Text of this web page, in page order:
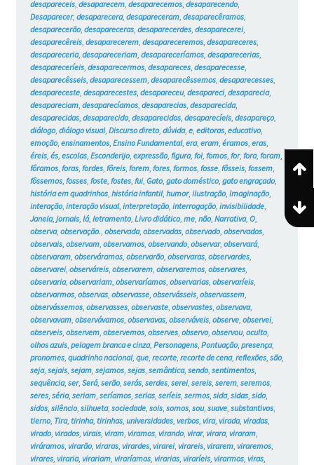
desapareceis, desaparecem, desaparecemos, desaparecendo,
Desaparecer, desaparecera, desapareceram, desaparecêramos,
desaparecerão, desapareceras, desaparecerdes, desaparecerei,
desaparecêreis, desaparecerem, desapareceremos, desapareceres,
desapareceria, desapareceriam, desapareceríamos, desaparecerias,
desapareceríeis, desaparecermos, desapareces, desaparecesse,
desaparecêsseis, desaparecessem, desaparecêssemos, desaparecesses,
desapareceste, desaparecestes, desapareceu, desapareci, desaparecia,
desapareciam, desaparecíamos, desaparecias, desaparecida,
desaparecidas, desaparecido, desaparecidos, desaparecíeis, desapareço,
diálogo, diálogo visual, Discurso direto, dúvida, e, editoras, educativo,
emoção, ensinamentos, Ensino Fundamental, era, eram, éramos, eras,
éreis, és, escolas, Esconderijo, expressão, figura, foi, fomos, for, fora, foram,
fôramos, foras, fordes, fôreis, forem, fores, formos, fosse, fôsseis, fossem,
fôssemos, fosses, foste, fostes, fui, Gato, gato doméstico, gato engraçado,
história em quadrinhos, história infantil, humor, ilustração, Imaginação,
interação, interação visual, interpretação, interrogação, invisibilidade,
Janela, jornais, lá, letramento, Livro didático, me, não, Narrativa, O,
observa, observação., observada, observadas, observado, observados,
observais, observam, observamos, observando, observar, observará,
observaram, observáramos, observarão, observaras, observardes,
observarei, observáreis, observarem, observaremos, observares,
observaria, observariam, observaríamos, observarias, observaríeis,
observarmos, observas, observasse, observásseis, observassem,
observássemos, observasses, observaste, observastes, observava,
observavam, observávamos, observavas, observáveis, observe, observei,
observeis, observem, observemos, observes, observo, observou, oculto,
olhos azuis, pelagem branca e cinza, Personagens, Pontuação, presença,
pronomes, quadrinho nacional, que, recorte, recorte de cena, reflexões, são,
seja, sejais, sejam, sejamos, sejas, semântica, sendo, sentimentos,
sequência, ser, Será, serão, serás, serdes, serei, sereis, serem, seremos,
seres, séria, seriam, seríamos, serias, seríeis, sermos, sida, sidas, sido,
sidos, silêncio, silhueta, sociedade, sois, somos, sou, suave, substantivos,
tierno, Tira, tirinha, tirinhas, universidades, verbos, vira, virada, viradas,
virado, virados, virais, viram, viramos, virando, virar, virara, viraram,
viráramos, virarão, viraras, virardes, virarei, virareis, virarem, viraremos,
virares, viraria, virariam, viraríamos, virarias, viraríeis, virarmos, viras,